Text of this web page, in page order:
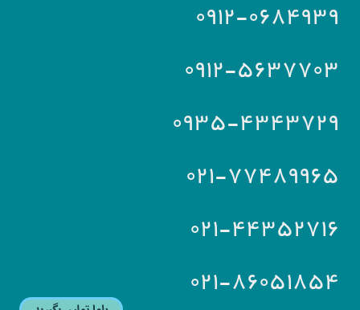
۰۹۱۲-۰۶۸۴۹۳۹
۰۹۱۲-۵۶۳۷۷۰۳
۰۹۳۵-۴۳۴۳۷۲۹
۰۲۱-۷۷۴۸۹۹۶۵
۰۲۱-۴۴۳۵۲۷۱۶
۰۲۱-۸۶۰۵۱۸۵۴